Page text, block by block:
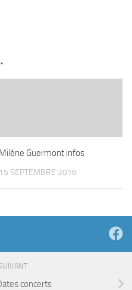
Milène Guermont infos
15 SEPTEMBRE 2016
concerts